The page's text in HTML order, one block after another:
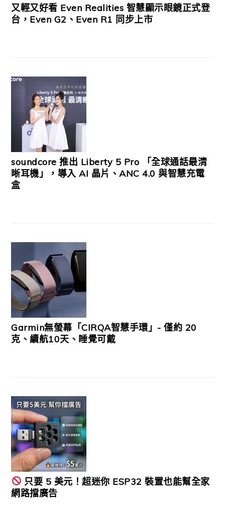
又輕又好看 Even Realities 智慧顯示眼鏡正式登
台，Even G2、Even R1 同步上市
soundcore 推出 Liberty 5 Pro 「全球通話最清
晰耳機」，導入 AI 晶片、ANC 4.0 與智慧充電
盒
Garmin無螢幕「CIRQA智慧手環」- 僅約 20
克、續航10天、睡覺可戴
只要 5 美元！超迷你 ESP32 裝置也能幫全家
網路擋廣告